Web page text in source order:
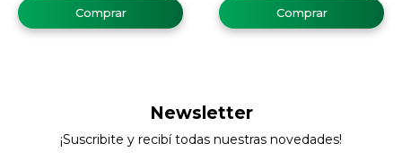
Newsletter
¡Suscribite y recibí todas nuestras novedades!